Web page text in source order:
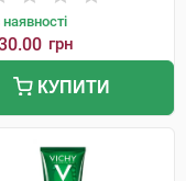
грн
КУПИТИ